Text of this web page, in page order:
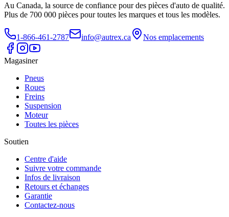
Au Canada, la source de confiance pour des pièces d'auto de qualité.
Plus de 700 000 pièces pour toutes les marques et tous les modèles.
1-866-461-2787 info@autrex.ca Nos emplacements
Magasiner
Pneus
Roues
Freins
Suspension
Moteur
Toutes les pièces
Soutien
Centre d'aide
Suivre votre commande
Infos de livraison
Retours et échanges
Garantie
Contactez-nous